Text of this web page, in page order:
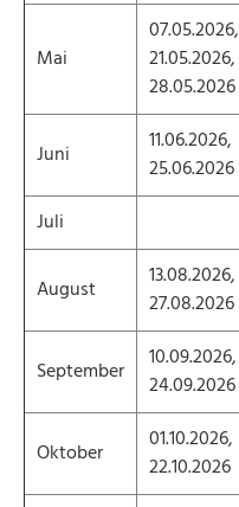
Mai
07.05.2026,
21.05.2026,
28.05.2026
Juni
11.06.2026,
25.06.2026
Juli
August
13.08.2026,
27.08.2026
September
10.09.2026,
24.09.2026
Oktober
01.10.2026,
22.10.2026